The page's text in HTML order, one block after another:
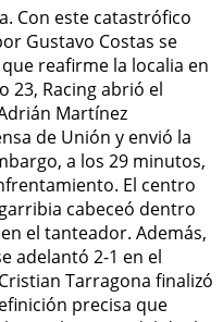
Con este catastrófico
Gustavo Costas se
reafirme la localia en
23, Racing abrió el
Martínez
de Unión y envió la
a los 29 minutos,
El centro
cabeceó dentro
el tanteador. Además,
adelantó 2-1 en el
Tarragona finalizó
precisa que